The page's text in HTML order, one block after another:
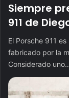
Siempre
911 de
El Porsche 911
fabricado por la
Considerado